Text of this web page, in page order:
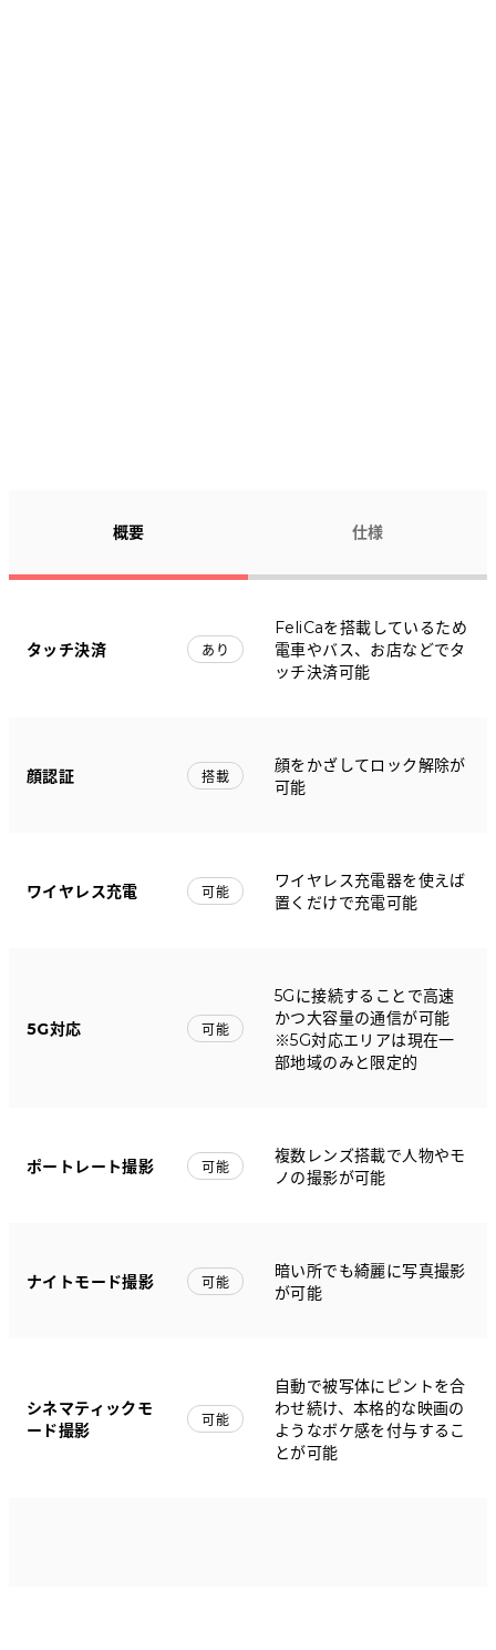
概要 仕様
タッチ決済 あり
FeliCaを搭載しているため
電車やバス、お店などでタ
ッチ決済可能
顔認証 搭載
顔をかざしてロック解除が
可能
ワイヤレス充電 可能
ワイヤレス充電器を使えば
置くだけで充電可能
5G対応 可能
5Gに接続することで高速
かつ大容量の通信が可能
※5G対応エリアは現在一
部地域のみと限定的
ポートレート撮影 可能
複数レンズ搭載で人物やモ
ノの撮影が可能
ナイトモード撮影 可能
暗い所でも綺麗に写真撮影
が可能
シネマティックモ
ード撮影
可能
自動で被写体にピントを合
わせ続け、本格的な映画の
ようなボケ感を付与するこ
とが可能